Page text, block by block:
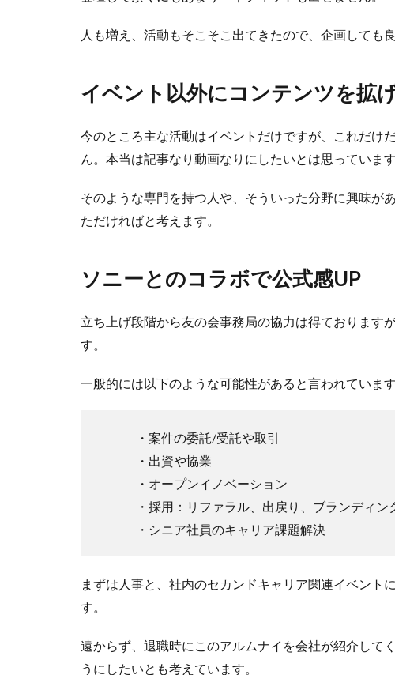
人も増え、活動もそこそこ出てきたので、企画しても
イベント以外にコンテンツを拡
今のところ主な活動はイベントだけですが、これだけ
ん。本当は記事なり動画なりにしたいとは思っていま
そのような専門を持つ人や、そういった分野に興味が
ただければと考えます。
ソニーとのコラボで公式感UP
立ち上げ段階から友の会事務局の協力は得ております
す。
一般的には以下のような可能性があると言われています
・案件の委託/受託や取引
・出資や協業
・オープンイノベーション
・採用：リファラル、出戻り、ブランディン
・シニア社員のキャリア課題解決
まずは人事と、社内のセカンドキャリア関連イベント
す。
遠からず、退職時にこのアルムナイを会社が紹介して
うにしたいとも考えています。